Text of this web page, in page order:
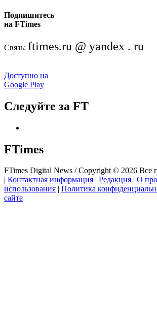
Подпишитесь
на FTimes
Связь: ftimes.ru @ yandex . ru
Доступно на
Google Play
Следуйте за FT
FTimes
FTimes Digital News / Copyright © 2026 Все
Контактная информация Редакция О
использования
Политика
сайте